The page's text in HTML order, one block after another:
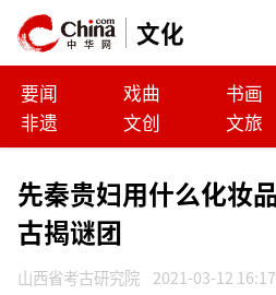
文化
要闻 戏曲 书画
非遗
文创 文旅
先秦贵妇用什么化妆
古揭谜团
山西省考古研究院 2021-03-12